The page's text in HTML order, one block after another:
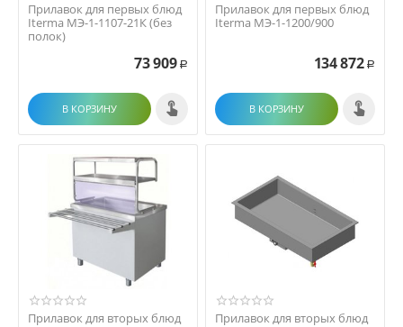
Прилавок для первых блюд
Iterma МЭ-1-1107-21К (без
полок)
73 909 Р
В КОРЗИНУ
Прилавок для первых блюд
Iterma МЭ-1-1200/900
134 872 Р
В КОРЗИНУ
Прилавок для вторых блюд
Прилавок для вторых блюд